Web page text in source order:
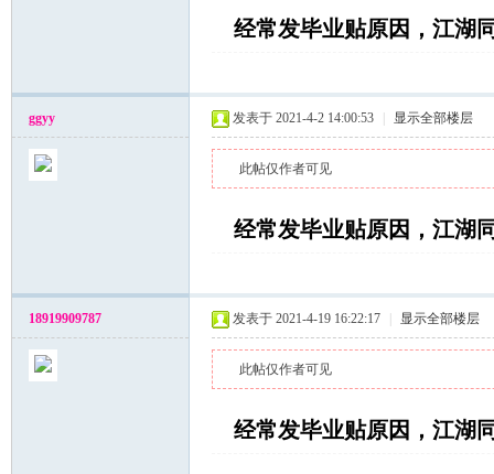
经常发毕业贴原因，江湖
ggyy 发表于 2021-4-2 14:00:53 显示全部楼层
此帖仅作者可见
经常发毕业贴原因，江湖
18919909787 发表于 2021-4-19 16:22:17 显示全部楼层
此帖仅作者可见
经常发毕业贴原因，江湖